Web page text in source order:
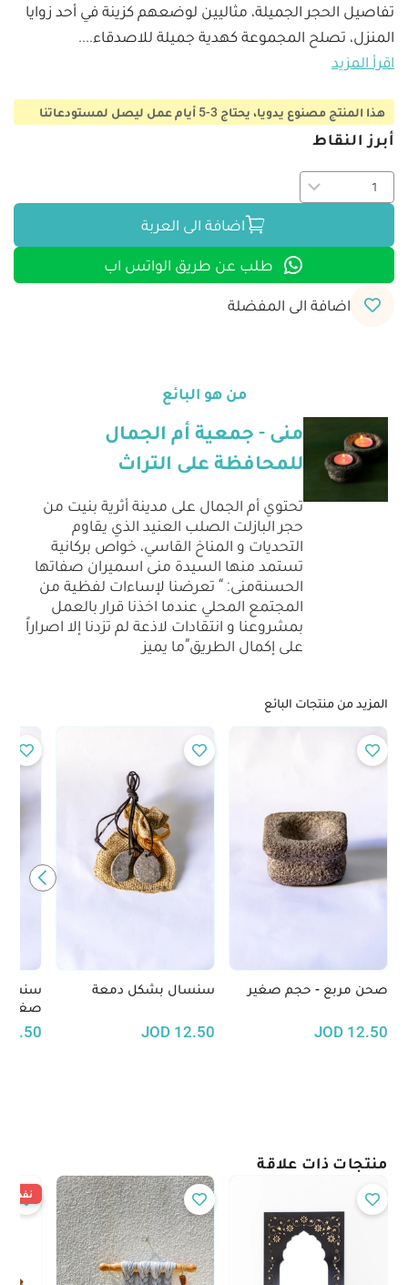
تفاصيل الحجر الجميلة، مثاليين لوضعهم كزينة في أحد زوايا
المنزل، تصلح المجموعة كهدية جميلة للاصدقاء....
اقرأ المزيد
هذا المنتج مصنوع يدويا، يحتاج 3-5 أيام عمل ليصل لمستودعاتنا
أبرز النقاط
اضافة الى العربة
طلب عن طريق الواتس اب
اضافة الى المفضلة
من هو البائع
منى - جمعية أم الجمال
للمحافظة على التراث
تحتوي أم الجمال على مدينة أثرية بنيت من
حجر البازلت الصلب العنيد الذي يقاوم
التحديات و المناخ القاسي، خواص بركانية
تستمد منها السيدة منى اسميران صفاتها
الحسنةمنى: “ تعرضنا لإساءات لفظية من
المجتمع المحلي عندما اخذنا قرار بالعمل
بمشروعنا و انتقادات لاذعة لم تزدنا إلا اصراراً
على إكمال الطريق”ما يميز
المزيد من منتجات البائع
صحن مربع - حجم صغير
12.50
JOD
سنسال بشكل دمعة
12.50
JOD
صغيرة
12.50
منتجات ذات علاقة
نفدت